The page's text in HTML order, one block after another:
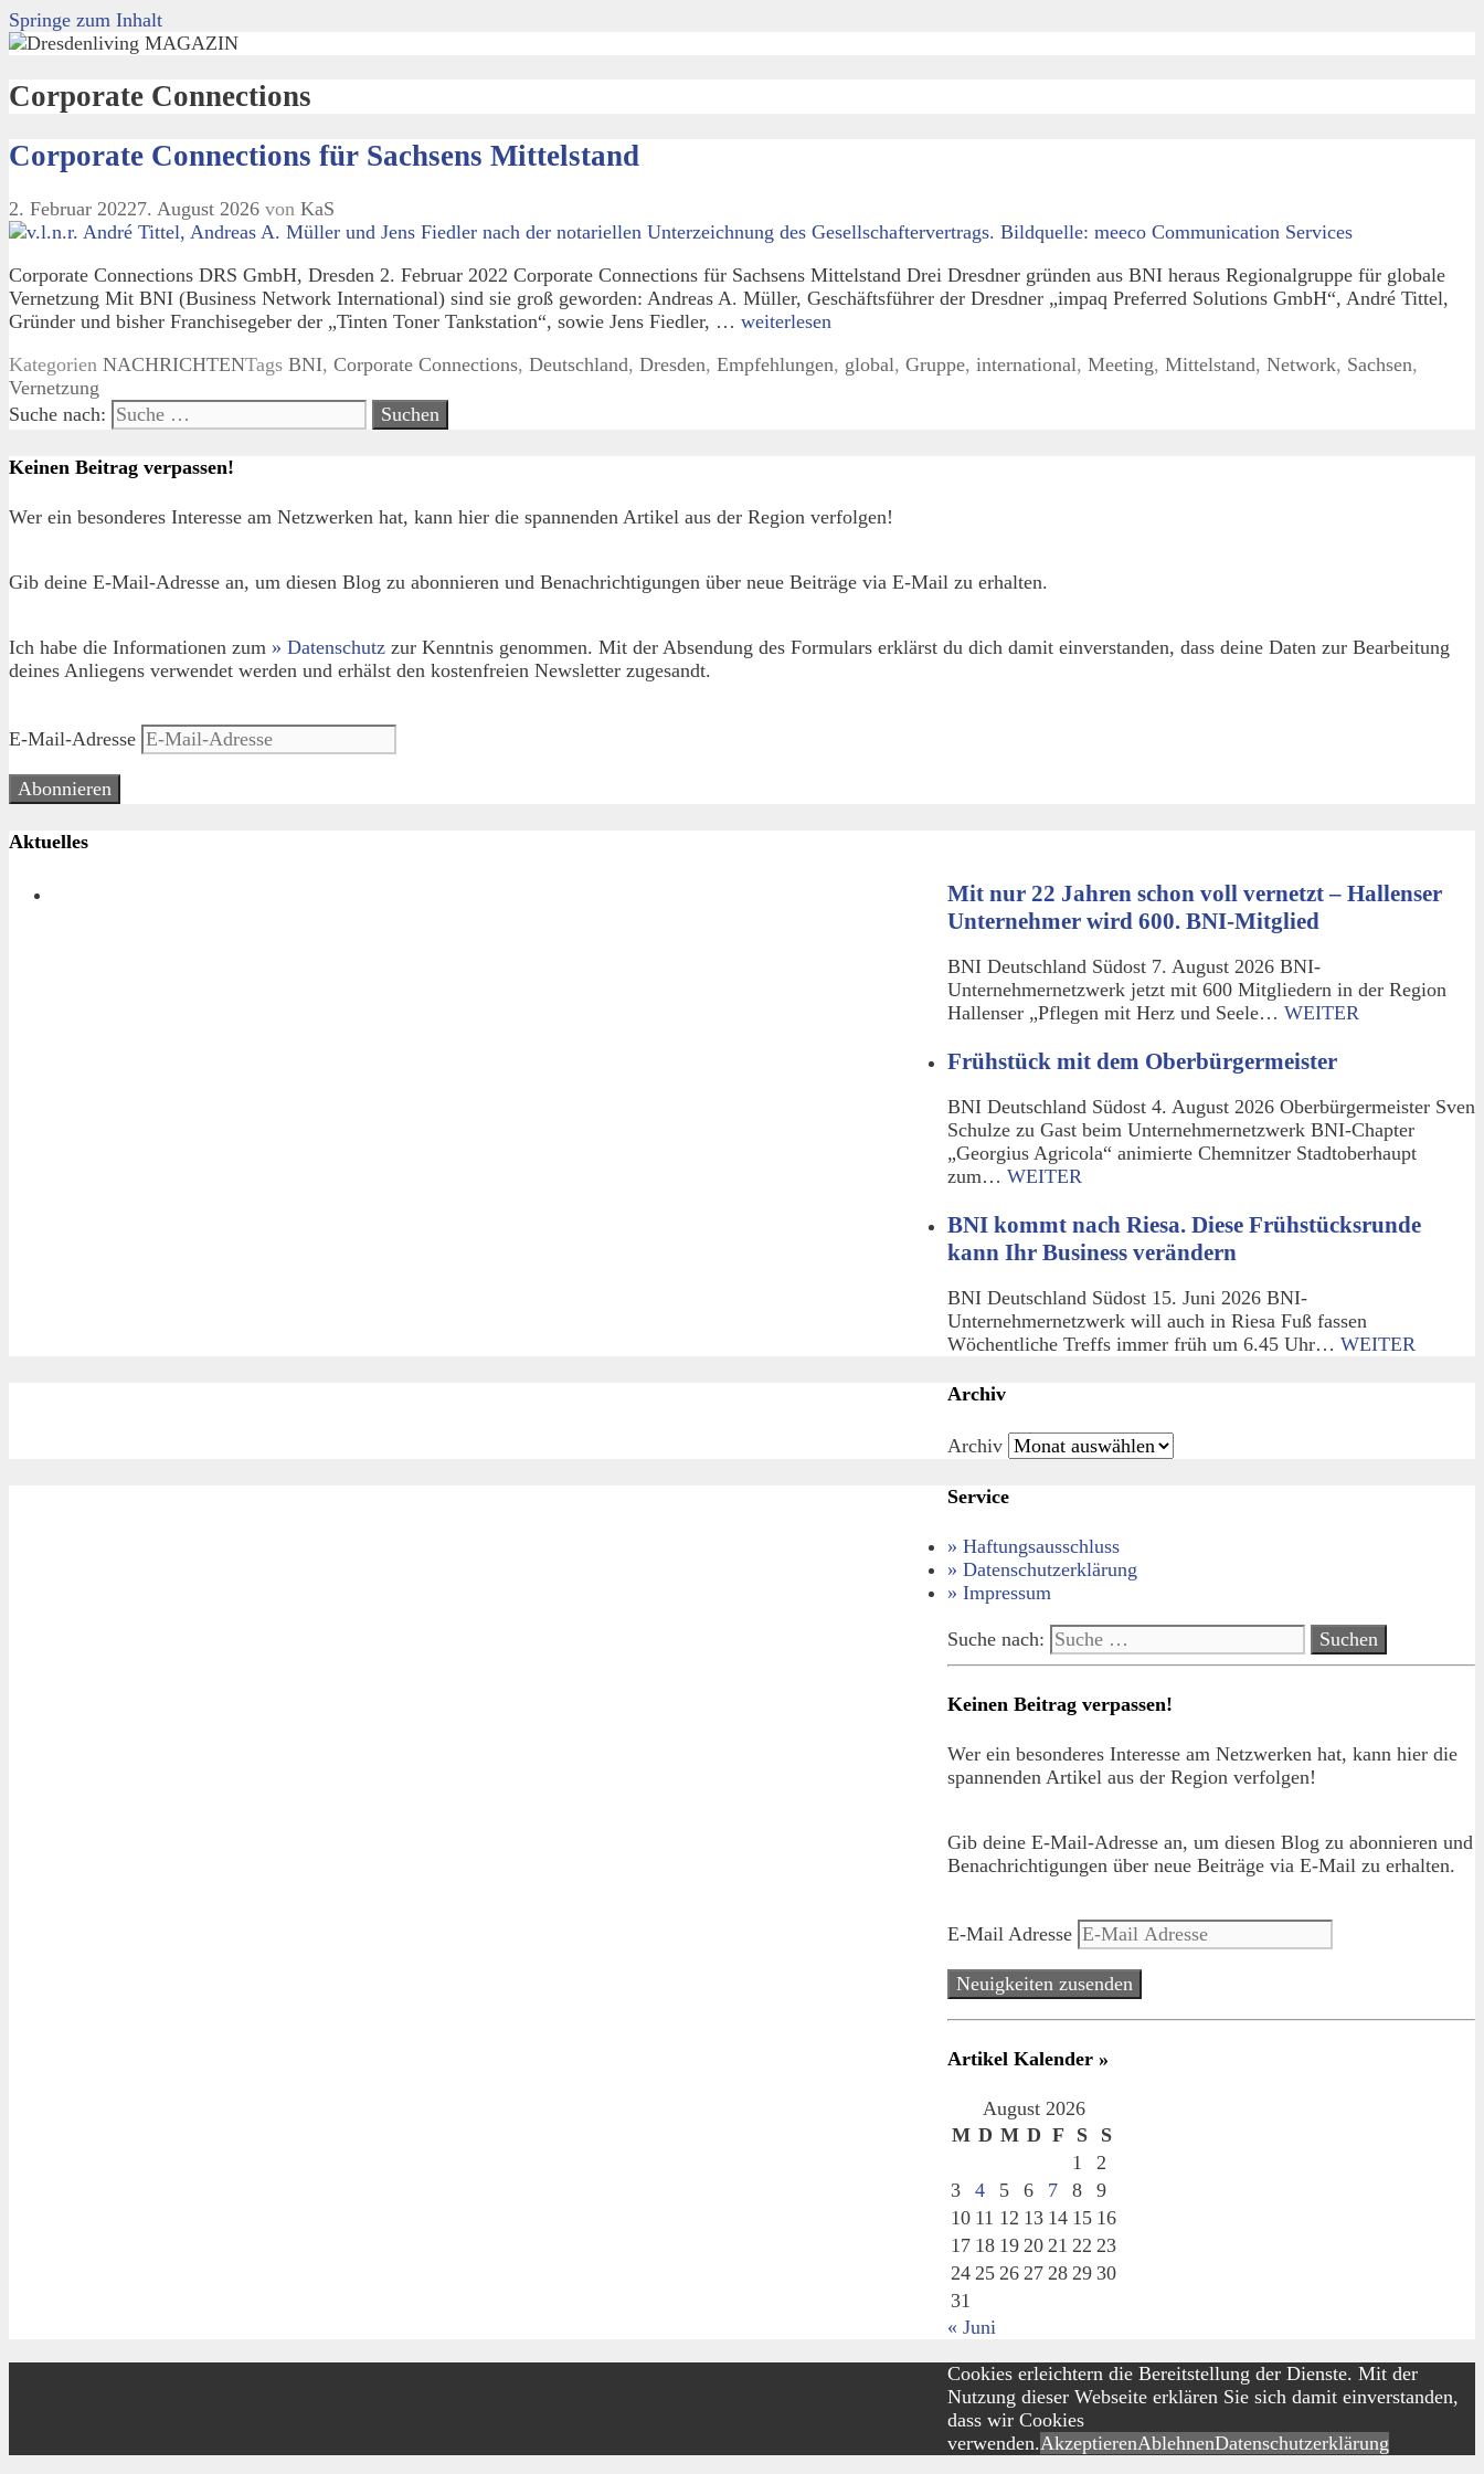
Springe zum Inhalt
Corporate Connections
Corporate Connections für Sachsens Mittelstand
2. Februar 20227. August 2026 von KaS
Corporate Connections DRS GmbH, Dresden 2. Februar 2022 Corporate Connections für Sachsens Mittelstand Drei Dresdner gründen aus BNI heraus Regionalgruppe für globale
Vernetzung Mit BNI (Business Network International) sind sie groß geworden: Andreas A. Müller, Geschäftsführer der Dresdner „impaq Preferred Solutions GmbH“, André Tittel,
Gründer und bisher Franchisegeber der „Tinten Toner Tankstation“, sowie Jens Fiedler, … weiterlesen
Kategorien NACHRICHTENTags BNI, Corporate Connections, Deutschland, Dresden, Empfehlungen, global, Gruppe, international, Meeting, Mittelstand, Network, Sachsen,
Vernetzung
Suche nach:
Keinen Beitrag verpassen!
Wer ein besonderes Interesse am Netzwerken hat, kann hier die spannenden Artikel aus der Region verfolgen!
Gib deine E-Mail-Adresse an, um diesen Blog zu abonnieren und Benachrichtigungen über neue Beiträge via E-Mail zu erhalten.
Ich habe die Informationen zum » Datenschutz zur Kenntnis genommen. Mit der Absendung des Formulars erklärst du dich damit einverstanden, dass deine Daten zur Bearbeitung
deines Anliegens verwendet werden und erhälst den kostenfreien Newsletter zugesandt.
E-Mail-Adresse
Abonnieren
Aktuelles
Mit nur 22 Jahren schon voll vernetzt – Hallenser
Unternehmer wird 600. BNI-Mitglied
BNI Deutschland Südost 7. August 2026 BNI-
Unternehmernetzwerk jetzt mit 600 Mitgliedern in der Region
Hallenser „Pflegen mit Herz und Seele… WEITER
Frühstück mit dem Oberbürgermeister
BNI Deutschland Südost 4. August 2026 Oberbürgermeister Sven
Schulze zu Gast beim Unternehmernetzwerk BNI-Chapter
„Georgius Agricola“ animierte Chemnitzer Stadtoberhaupt
zum… WEITER
BNI kommt nach Riesa. Diese Frühstücksrunde
kann Ihr Business verändern
BNI Deutschland Südost 15. Juni 2026 BNI-
Unternehmernetzwerk will auch in Riesa Fuß fassen
Wöchentliche Treffs immer früh um 6.45 Uhr… WEITER
Archiv
Archiv
Service
» Haftungsausschluss
» Datenschutzerklärung
» Impressum
Suche nach:
Keinen Beitrag verpassen!
Wer ein besonderes Interesse am Netzwerken hat, kann hier die
spannenden Artikel aus der Region verfolgen!
Gib deine E-Mail-Adresse an, um diesen Blog zu abonnieren und
Benachrichtigungen über neue Beiträge via E-Mail zu erhalten.
E-Mail Adresse
Neuigkeiten zusenden
Artikel Kalender »
August 2026
M D M D F S
S
1
2
3
4 5 6 7 8
9
10 11 12 13 14 15 16
17 18 19 20 21 22 23
24 25 26 27 28 29 30
31
« Juni
Cookies erleichtern die Bereitstellung der Dienste. Mit der
Nutzung dieser Webseite erklären Sie sich damit einverstanden,
dass wir Cookies
verwenden.AkzeptierenAblehnenDatenschutzerklärung